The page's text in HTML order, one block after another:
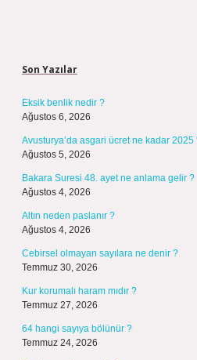
Son Yazılar
Eksik benlik nedir ?
Ağustos 6, 2026
Avusturya’da asgari ücret ne kadar 2025
Ağustos 5, 2026
Bakara Suresi 48. ayet ne anlama gelir ?
Ağustos 4, 2026
Altın neden paslanır ?
Ağustos 4, 2026
Cebirsel olmayan sayılara ne denir ?
Temmuz 30, 2026
Kur korumalı haram mıdır ?
Temmuz 27, 2026
64 hangi sayıya bölünür ?
Temmuz 24, 2026